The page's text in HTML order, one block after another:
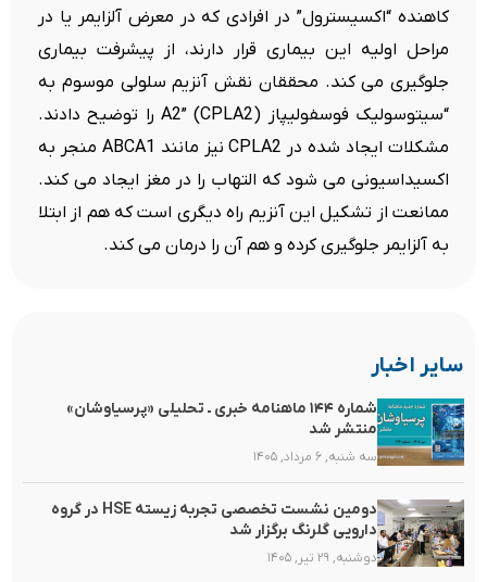
کاهنده “اکسیسترول” در افرادی که در معرض آلزایمر یا در
مراحل اولیه این بیماری قرار دارند، از پیشرفت بیماری
جلوگیری می کند. محققان نقش آنزیم سلولی موسوم به
“سیتوسولیک فوسفولیپاز A2” (CPLA2) را توضیح دادند.
مشکلات ایجاد شده در CPLA2 نیز مانند ABCA1 منجر به
اکسیداسیونی می شود که التهاب را در مغز ایجاد می کند.
ممانعت از تشکیل این آنزیم راه دیگری است که هم از ابتلا
به آلزایمر جلوگیری کرده و هم آن را درمان می کند.
سایر اخبار
شماره ۱۴۴ ماهنامه خبری ـ تحلیلی «پرسیاوشان»
منتشر شد
سه شنبه, ۶ مرداد, ۱۴۰۵
دومین نشست تخصصی تجربه زیسته HSE در گروه
دارویی گلرنگ برگزار شد
دوشنبه, ۲۹ تیر, ۱۴۰۵